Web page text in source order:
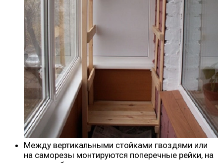
Между вертикальными стойками гвоздями или
на саморезы монтируются поперечные рейки, на